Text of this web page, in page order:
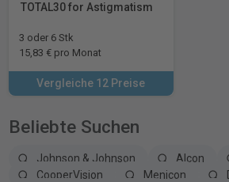
TOTAL30 for Astigmatism
3 oder 6 Stk
15,83 € pro Monat
Vergleiche 12 Preise
Beliebte Suchen
Johnson & Johnson Alcon
CooperVision
Menicon